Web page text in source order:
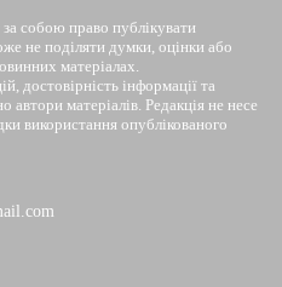
собою право публікувати
не поділяти думки, оцінки або
матеріалах.
достовірність інформації та
автори матеріалів. Редакція не несе
використання опублікованого